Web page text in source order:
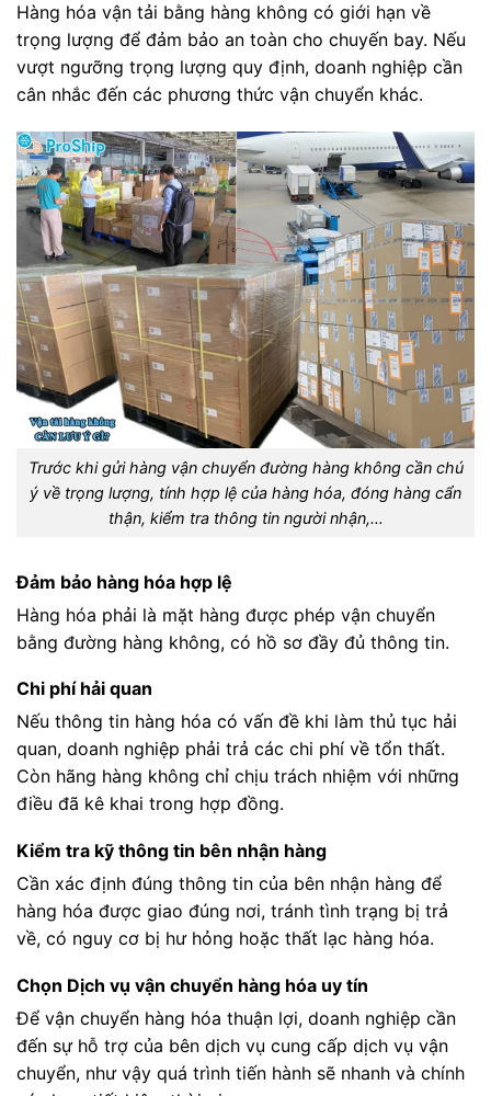
Hàng hóa vận tải bằng hàng không có giới hạn về
trọng lượng để đảm bảo an toàn cho chuyến bay. Nếu
vượt ngưỡng trọng lượng quy định, doanh nghiệp cần
cân nhắc đến các phương thức vận chuyển khác.
Trước khi gửi hàng vận chuyển đường hàng không cần chú
ý về trọng lượng, tính hợp lệ của hàng hóa, đóng hàng cẩn
thận, kiểm tra thông tin người nhận,…
Đảm bảo hàng hóa hợp lệ
Hàng hóa phải là mặt hàng được phép vận chuyển
bằng đường hàng không, có hồ sơ đầy đủ thông tin.
Chi phí hải quan
Nếu thông tin hàng hóa có vấn đề khi làm thủ tục hải
quan, doanh nghiệp phải trả các chi phí về tổn thất.
Còn hãng hàng không chỉ chịu trách nhiệm với những
điều đã kê khai trong hợp đồng.
Kiểm tra kỹ thông tin bên nhận hàng
Cần xác định đúng thông tin của bên nhận hàng để
hàng hóa được giao đúng nơi, tránh tình trạng bị trả
về, có nguy cơ bị hư hỏng hoặc thất lạc hàng hóa.
Chọn Dịch vụ vận chuyển hàng hóa uy tín
Để vận chuyển hàng hóa thuận lợi, doanh nghiệp cần
đến sự hỗ trợ của bên dịch vụ cung cấp dịch vụ vận
chuyển, như vậy quá trình tiến hành sẽ nhanh và chính